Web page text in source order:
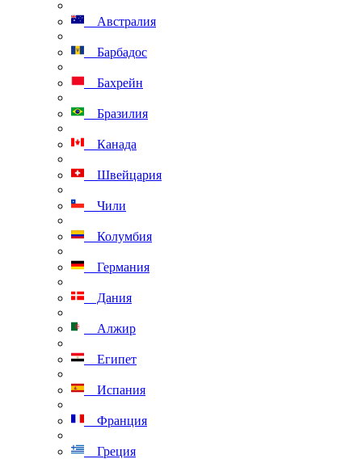
Австралия
Барбадос
Бахрейн
Бразилия
Канада
Швейцария
Чили
Колумбия
Германия
Дания
Алжир
Египет
Испания
Франция
Греция